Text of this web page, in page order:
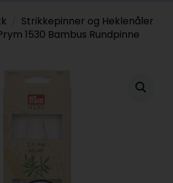
Strikkepinner og Heklenåler
1530 Bambus Rundpinne